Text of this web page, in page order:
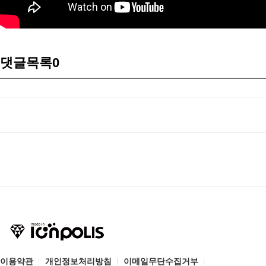
댓글목록0
이용약관 개인정보처리방침 이메일무단수집거부